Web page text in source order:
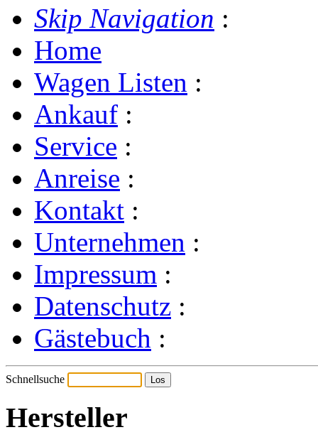
Skip Navigation :
Home
Wagen Listen :
Ankauf :
Service :
Anreise :
Kontakt :
Unternehmen :
Impressum :
Datenschutz :
Gästebuch :
Schnellsuche
Hersteller